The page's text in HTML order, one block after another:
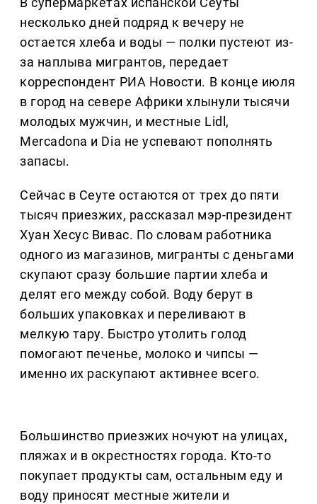
несколько дней подряд к вечеру не
остается хлеба и воды — полки пустеют из-
за наплыва мигрантов, передает
корреспондент РИА Новости. В конце июля
в город на севере Африки хлынули тысячи
молодых мужчин, и местные Lidl,
Mercadona и Dia не успевают пополнять
запасы.
Сейчас в Сеуте остаются от трех до пяти
тысяч приезжих, рассказал мэр-президент
Хуан Хесус Вивас. По словам работника
одного из магазинов, мигранты с деньгами
скупают сразу большие партии хлеба и
делят его между собой. Воду берут в
больших упаковках и переливают в
мелкую тару. Быстро утолить голод
помогают печенье, молоко и чипсы —
именно их раскупают активнее всего.
Большинство приезжих ночуют на улицах,
пляжах и в окрестностях города. Кто-то
покупает продукты сам, остальным еду и
воду приносят местные жители и